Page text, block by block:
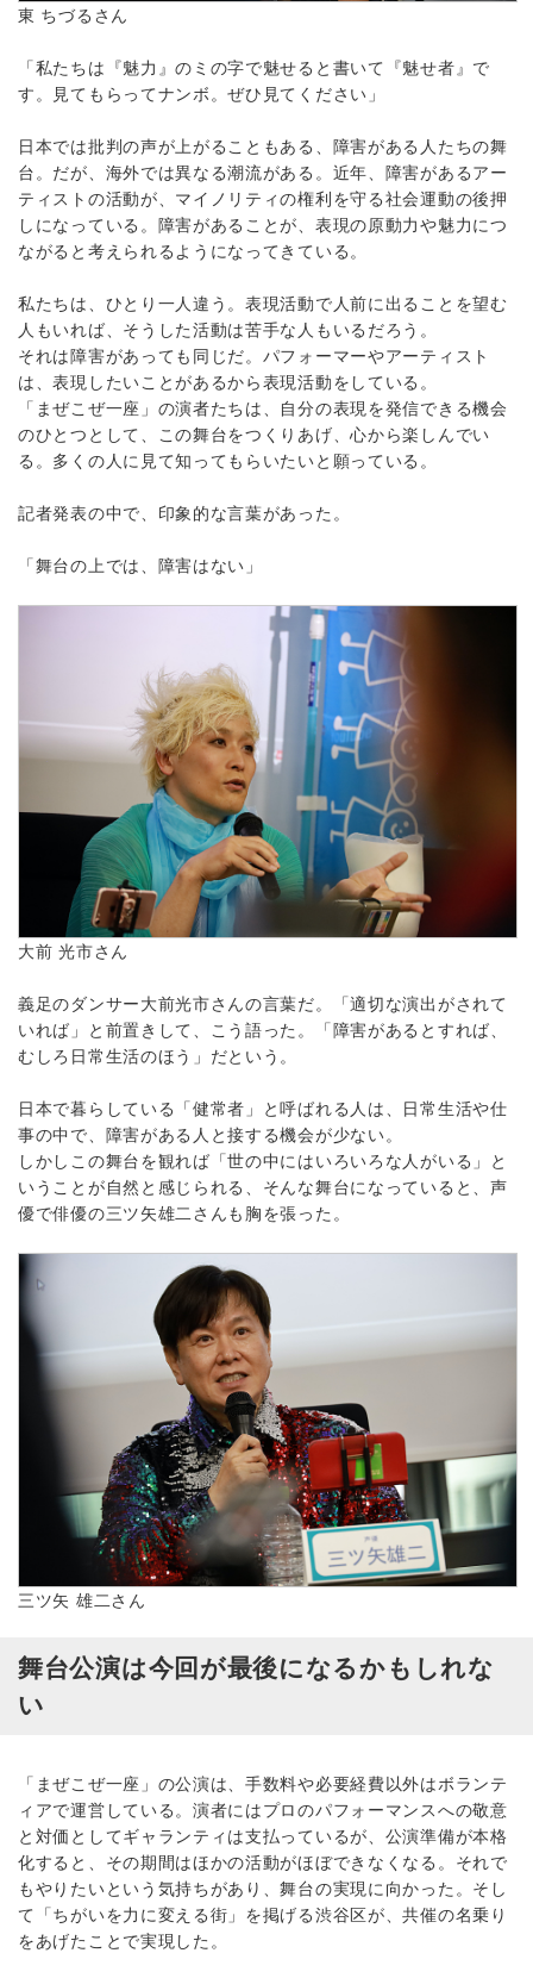
東 ちづるさん
「私たちは『魅力』のミの字で魅せると書いて『魅せ者』で
す。見てもらってナンボ。ぜひ見てください」
日本では批判の声が上がることもある、障害がある人たちの舞
台。だが、海外では異なる潮流がある。近年、障害があるアー
ティストの活動が、マイノリティの権利を守る社会運動の後押
しになっている。障害があることが、表現の原動力や魅力につ
ながると考えられるようになってきている。
私たちは、ひとり一人違う。表現活動で人前に出ることを望む
人もいれば、そうした活動は苦手な人もいるだろう。
それは障害があっても同じだ。パフォーマーやアーティスト
は、表現したいことがあるから表現活動をしている。
「まぜこぜ一座」の演者たちは、自分の表現を発信できる機会
のひとつとして、この舞台をつくりあげ、心から楽しんでい
る。多くの人に見て知ってもらいたいと願っている。
記者発表の中で、印象的な言葉があった。
「舞台の上では、障害はない」
大前 光市さん
義足のダンサー大前光市さんの言葉だ。「適切な演出がされて
いれば」と前置きして、こう語った。「障害があるとすれば、
むしろ日常生活のほう」だという。
日本で暮らしている「健常者」と呼ばれる人は、日常生活や仕
事の中で、障害がある人と接する機会が少ない。
しかしこの舞台を観れば「世の中にはいろいろな人がいる」と
いうことが自然と感じられる、そんな舞台になっていると、声
優で俳優の三ツ矢雄二さんも胸を張った。
三ツ矢 雄二さん
舞台公演は今回が最後になるかもしれな
い
「まぜこぜ一座」の公演は、手数料や必要経費以外はボランテ
ィアで運営している。演者にはプロのパフォーマンスへの敬意
と対価としてギャランティは支払っているが、公演準備が本格
化すると、その期間はほかの活動がほぼできなくなる。それで
もやりたいという気持ちがあり、舞台の実現に向かった。そし
て「ちがいを力に変える街」を掲げる渋谷区が、共催の名乗り
をあげたことで実現した。